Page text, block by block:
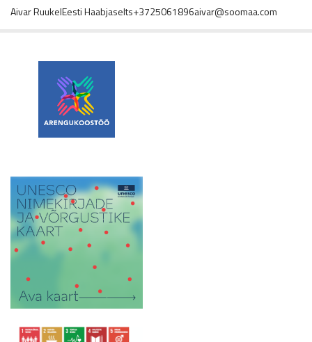
Aivar RuukelEesti Haabjaselts+3725061896aivar@soomaa.com